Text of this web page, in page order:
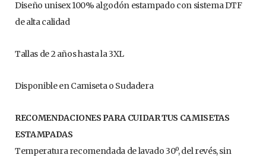
Diseño unisex 100% algodón estampado con sistema DTF
de alta calidad
Tallas de 2 años hasta la 3XL
Disponible en Camiseta o Sudadera
RECOMENDACIONES PARA CUIDAR TUS CAMISETAS
ESTAMPADAS
Temperatura recomendada de lavado 30º, del revés, sin